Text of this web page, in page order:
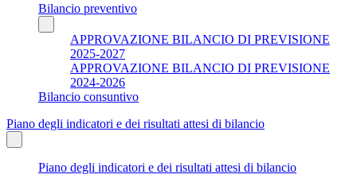
Bilancio preventivo
APPROVAZIONE BILANCIO DI PREVISIONE
2025-2027
APPROVAZIONE BILANCIO DI PREVISIONE
2024-2026
Bilancio consuntivo
Piano degli indicatori e dei risultati attesi di bilancio
Piano degli indicatori e dei risultati attesi di bilancio